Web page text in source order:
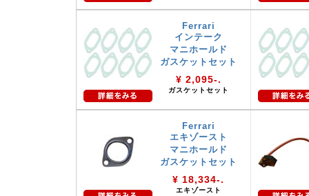
Ferrari
インテーク
マニホールド
ガスケットセット
¥ 2,095-.
ガスケットセット
Ferrari
エキゾースト
マニホールド
ガスケットセット
¥ 18,334-.
エキゾースト